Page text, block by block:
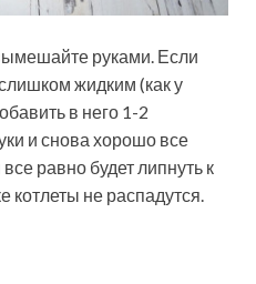
руками. Если
жидким (как у
в него 1-2
и снова хорошо все
равно будет липнуть к
котлеты не распадутся.